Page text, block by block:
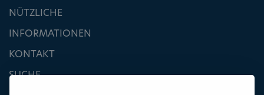
NÜTZLICHE
INFORMATIONEN
KONTAKT
SUCHE